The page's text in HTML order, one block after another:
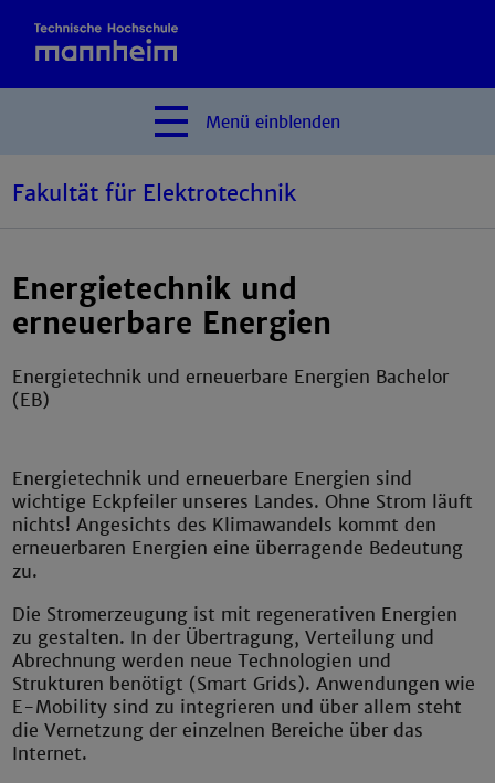
Menü einblenden
Fakultät für Elektrotechnik
Energietechnik und
erneuerbare Energien
Energietechnik und erneuerbare Energien Bachelor
(EB)
Energietechnik und erneuerbare Energien sind
wichtige Eckpfeiler unseres Landes. Ohne Strom läuft
nichts! Angesichts des Klimawandels kommt den
erneuerbaren Energien eine überragende Bedeutung
zu.
Die Stromerzeugung ist mit regenerativen Energien
zu gestalten. In der Übertragung, Verteilung und
Abrechnung werden neue Technologien und
Strukturen benötigt (Smart Grids). Anwendungen wie
E-Mobility sind zu integrieren und über allem steht
die Vernetzung der einzelnen Bereiche über das
Internet.